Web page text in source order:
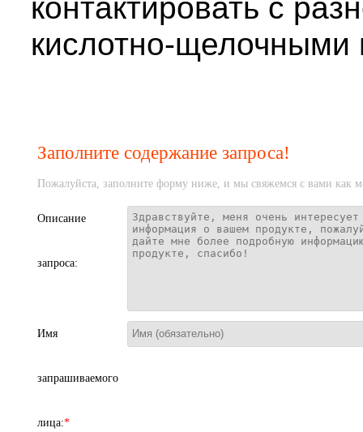
контактировать с
кислотно-щелочными